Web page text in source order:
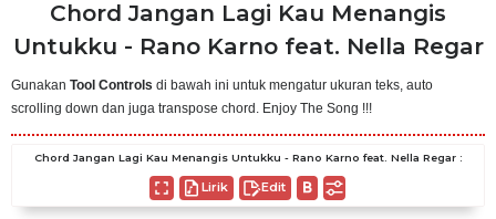
Chord Jangan Lagi Kau Menangis
Untukku - Rano Karno feat. Nella Regar
Gunakan Tool Controls di bawah ini untuk mengatur ukuran teks, auto
scrolling down dan juga transpose chord. Enjoy The Song !!!
Chord Jangan Lagi Kau Menangis Untukku - Rano Karno feat. Nella Regar :
Lirik Edit